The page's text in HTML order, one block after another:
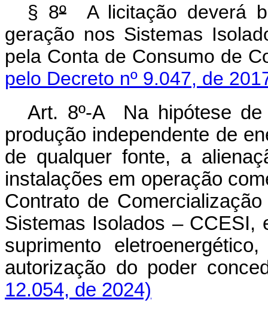
§ 8ºA licitação deverá
geração nos Sistemas
pela Conta de Consumo
pelo Decreto nº 9.047, de
Art. 8º-A Na hipótese de
produção independente de
de qualquer fonte, a
instalações em operação
Contrato de
Sistemas Isolados – CCESI,
suprimento
autorização do poder
12.054, de 2024)